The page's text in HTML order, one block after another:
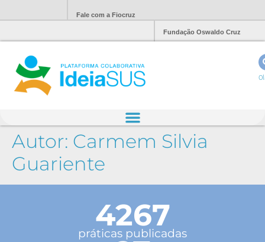
Fale com a Fiocruz
Fundação Oswaldo Cruz
Autor: Carmem Silvia
Guariente
4267
práticas publicadas